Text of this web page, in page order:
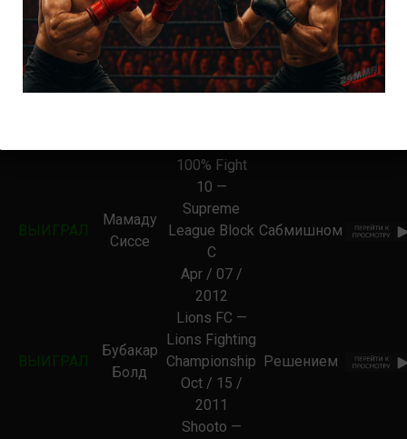
2012
ВЫИГРАЛ
Ронилсон
Lions FC 3 —
Lions Fighting
ChampionshipТехническим
ВЫИГРАЛ
Мамаду
Сиссе
100% Fight
10 —
Supreme
League Block
C
Apr / 07 /
2012
Сабмишном
ВЫИГРАЛ
Бубакар
Болд
Lions FC —
Lions Fighting
Championship
Oct / 15 /
2011
Решением
Shooto —